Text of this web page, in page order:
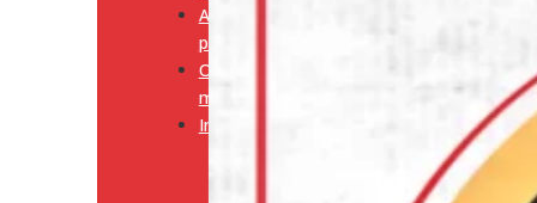
Alle
producten
Onze
merken
Informatie